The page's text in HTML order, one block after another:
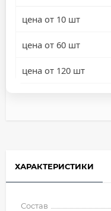
цена от 10 шт
цена от 60 шт
цена от 120 шт
ХАРАКТЕРИСТИКИ
Состав